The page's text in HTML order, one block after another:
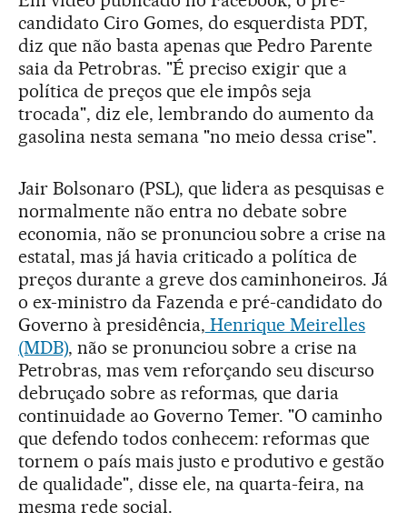
candidato Ciro Gomes, do esquerdista PDT,
diz que não basta apenas que Pedro Parente
saia da Petrobras. "É preciso exigir que a
política de preços que ele impôs seja
trocada", diz ele, lembrando do aumento da
gasolina nesta semana "no meio dessa crise".
Jair Bolsonaro (PSL), que lidera as pesquisas e
normalmente não entra no debate sobre
economia, não se pronunciou sobre a crise na
estatal, mas já havia criticado a política de
preços durante a greve dos caminhoneiros. Já
o ex-ministro da Fazenda e pré-candidato do
Governo à presidência, Henrique Meirelles
(MDB), não se pronunciou sobre a crise na
Petrobras, mas vem reforçando seu discurso
debruçado sobre as reformas, que daria
continuidade ao Governo Temer. "O caminho
que defendo todos conhecem: reformas que
tornem o país mais justo e produtivo e gestão
de qualidade", disse ele, na quarta-feira, na
mesma rede social.